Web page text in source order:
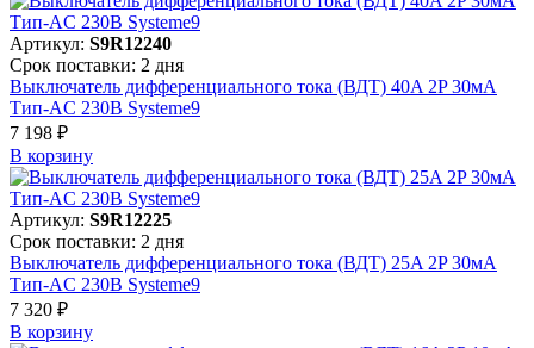
Артикул: S9R12240
Срок поставки: 2 дня
Выключатель дифференциального тока (ВДТ) 40A 2P 30мА
Тип-AC 230В Systeme9
7 198 ₽
В корзинy
Артикул: S9R12225
Срок поставки: 2 дня
Выключатель дифференциального тока (ВДТ) 25A 2P 30мА
Тип-AC 230В Systeme9
7 320 ₽
В корзинy